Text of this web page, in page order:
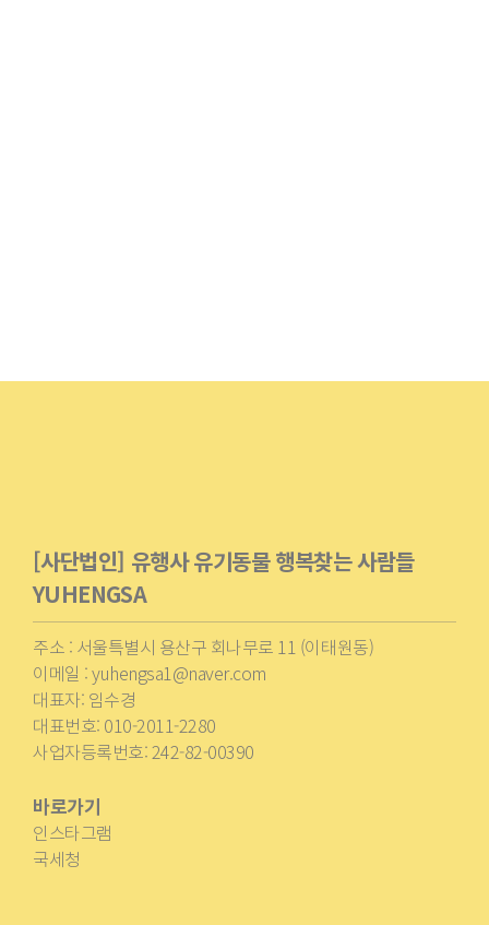
[사단법인] 유행사 유기동물 행복찾는 사람들
YUHENGSA
주소 : 서울특별시 용산구 회나무로 11 (이태원동)
이메일 : yuhengsa1@naver.com
대표자: 임수경
대표번호: 010-2011-2280
사업자등록번호: 242-82-00390
바로가기
인스타그램
국세청